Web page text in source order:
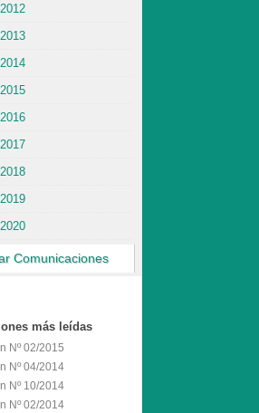
Comunicaciones
más leídas
Nº 02/2015
Nº 04/2014
Nº 10/2014
Nº 02/2014